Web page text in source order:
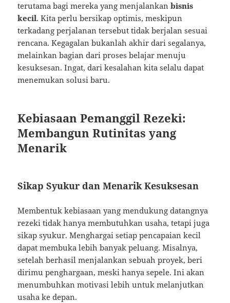
terutama bagi mereka yang menjalankanbisnis
kecil. Kita perlu bersikap optimis, meskipun
terkadang perjalanan tersebut tidak berjalan sesuai
rencana. Kegagalan bukanlah akhir dari segalanya,
melainkan bagian dari proses belajar menuju
kesuksesan. Ingat, dari kesalahan kita selalu dapat
menemukan solusi baru.
Kebiasaan Pemanggil Rezeki:
Membangun Rutinitas yang
Menarik
Sikap Syukur dan Menarik Kesuksesan
Membentuk kebiasaan yang mendukung datangnya
rezeki tidak hanya membutuhkan usaha, tetapi juga
sikap syukur. Menghargai setiap pencapaian kecil
dapat membuka lebih banyak peluang. Misalnya,
setelah berhasil menjalankan sebuah proyek, beri
dirimu penghargaan, meski hanya sepele. Ini akan
menumbuhkan motivasi lebih untuk melanjutkan
usaha ke depan.